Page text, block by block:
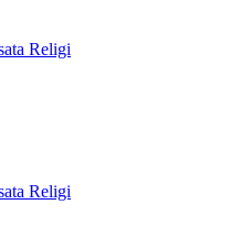
Religi
Religi